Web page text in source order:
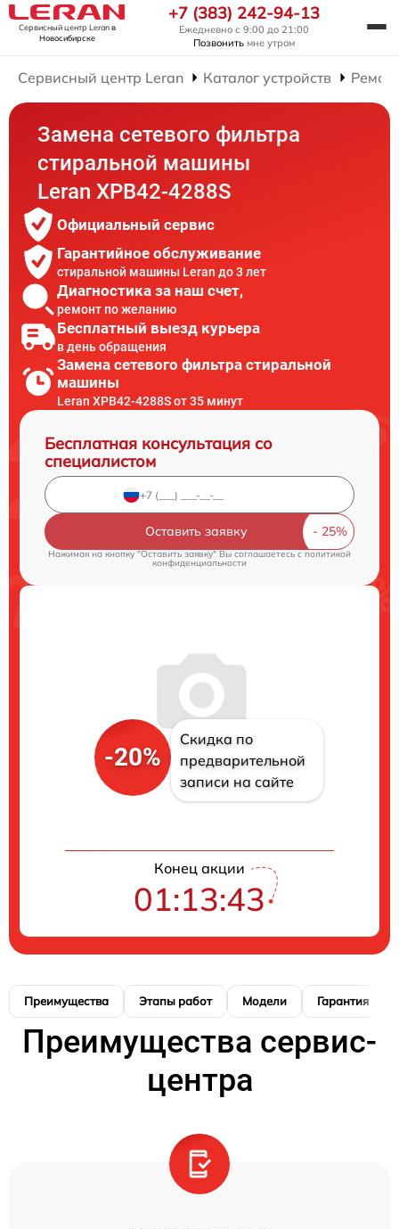
Сервисный центр Leranв
Новосибирске
+7 (383) 242-94-13
Ежедневно с 9:00 до 21:00
Позвонить мне утром
Сервисный центр Leran Каталог устройств
Замена сетевого фильтра
стиральной машины
Leran XPB42-4288S
Официальный сервис
Гарантийное обслуживание
стиральной машины Leran до 3 лет
Диагностика за наш счет,
ремонт по желанию
Бесплатный выезд курьера
в день обращения
Замена сетевого фильтра стиральной
машины
Leran XPB42-4288S от 35 минут
Бесплатная консультация со
специалистом
Оставить заявку
Нажимая на кнопку "Оставить заявку" Вы соглашаетесь cполитикой
конфиденциальности
-20%
Скидка по
предварительной
записи на сайте
Конец акции
01:13:41
Преимущества Этапы работ Модели Гарантия
Преимущества сервис-
центра